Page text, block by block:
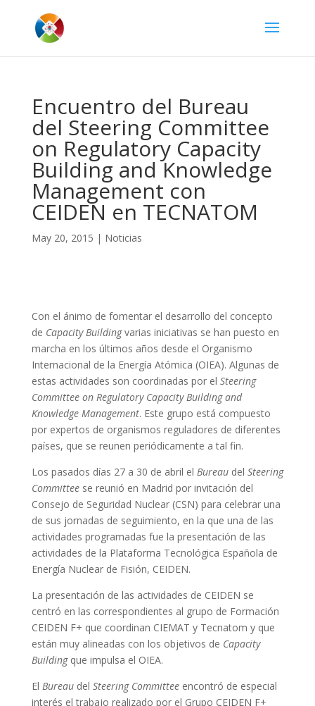
Encuentro del Bureau
del Steering Committee
on Regulatory Capacity
Building and Knowledge
Management con
CEIDEN en TECNATOM
May 20, 2015 | Noticias
Con el ánimo de fomentar el desarrollo del concepto
de Capacity Buildingvarias iniciativas se han puesto en
marcha en los últimos años desde el Organismo
Internacional de la Energía Atómica (OIEA). Algunas de
estas actividades son coordinadas por el Steering
Committee on Regulatory Capacity Building and
Knowledge Management. Este grupo está compuesto
por expertos de organismos reguladores de diferentes
países, que se reunen periódicamente a tal fin.
Los pasados días 27 a 30 de abril el Bureaudel Steering
Committeese reunió en Madrid por invitación del
Consejo de Seguridad Nuclear (CSN) para celebrar una
de sus jornadas de seguimiento, en la que una de las
actividades programadas fue la presentación de las
actividades de la Plataforma Tecnológica Española de
Energía Nuclear de Fisión, CEIDEN.
La presentación de las actividades de CEIDEN se
centró en las correspondientes al grupo de Formación
CEIDEN F+ que coordinan CIEMAT y Tecnatom y que
están muy alineadas con los objetivos de Capacity
Buildingque impulsa el OIEA.
El Bureaudel Steering Committeeencontró de especial
interés el trabajo realizado por el Grupo CEIDEN F+